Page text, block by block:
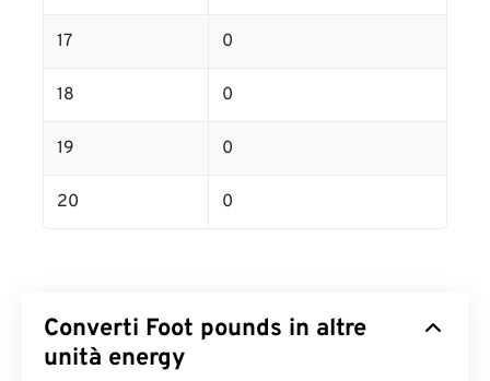
17 0
18 0
19 0
20 0
Converti Foot pounds in altre
unità energy